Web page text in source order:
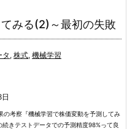
みる(2)～最初の失敗
タ , 株式, 機械学習
の考察 『機械学習で株価変動を予測してみ
続きテストデータでの予測精度98%って良